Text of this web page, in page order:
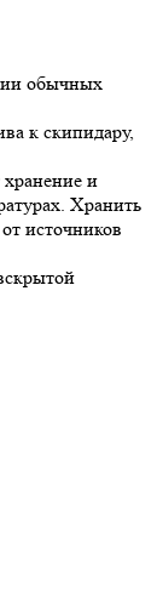
обычных
к скипидару,
и
Хранить
источников